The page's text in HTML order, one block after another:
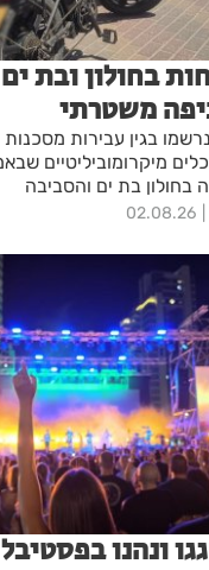
בחולון ובת
משטרתי
נרשמו בגין עבירות
מיקרומוביליטיים
בחולון בת ים והסביבה
02.08.26
ונהנו